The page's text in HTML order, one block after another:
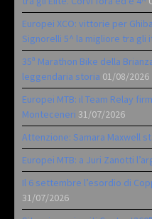
Europei XCO: vittorie per
Signorelli 5^ la migliore tra gli
35ª Marathon Bike della
leggendaria storia 01/08/2026
Europei MTB: il Team Relay
Monteceneri 31/07/2026
Attenzione: Samara Maxwell
Europei MTB: a Juri Zanotti
Il 6 settembre l’esordio di
31/07/2026